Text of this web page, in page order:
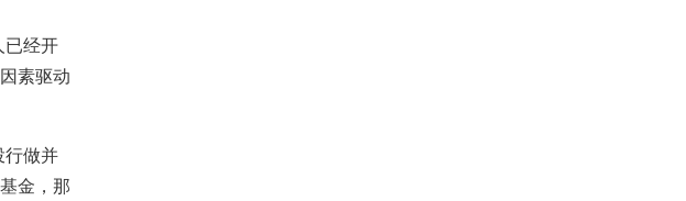
已经开
素驱动
行做并
金，那